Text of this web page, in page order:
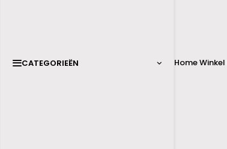
CATEGORIEËN HomeWinkel